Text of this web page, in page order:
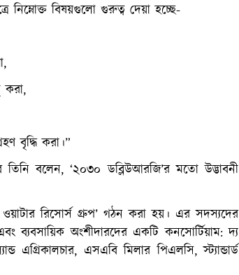
নিম্নোক্ত বিষয়গুলো গুরুত্ব দেয়া হচ্ছে-
করা,
বৃদ্ধি করা।”
তিনি বলেন, ‘২০৩০ ডব্লিউআরজি’র মতো উদ্ভাবনী
রিসোর্স গ্রুপ’ গঠন করা হয়। এর সদস্যদের
ব্যবসায়িক অংশীদারদের একটি কনসোর্টিয়াম: দ্য
এগ্রিকালচার, এসএবি মিলার পিএলসি, স্ট্যান্ডার্ড